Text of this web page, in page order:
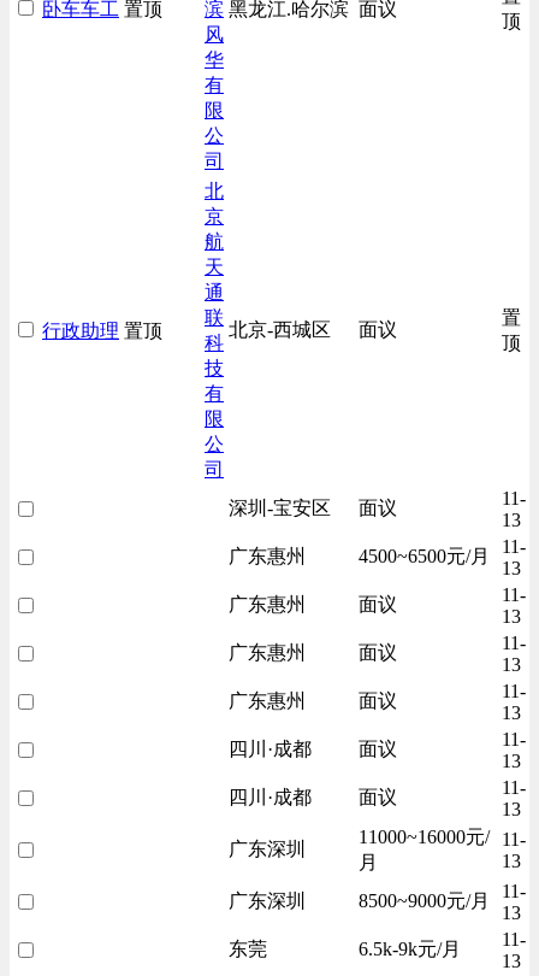
卧车车工 置顶
滨
风
华
有
限
公
司
黑龙江.哈尔滨 面议
顶
行政助理 置顶
北
京
航
天
通
联
科
技
有
限
公
司
北京-西城区 面议
置
顶
深圳-宝安区 面议
11-
13
广东惠州
4500~6500元/月
11-
13
广东惠州
面议
11-
13
广东惠州
面议
11-
13
广东惠州
面议
11-
13
四川·成都
面议
11-
13
四川·成都
面议
11-
13
广东深圳
11000~16000元/
月
11-
13
广东深圳
8500~9000元/月
11-
13
东莞
6.5k-9k元/月
11-
13